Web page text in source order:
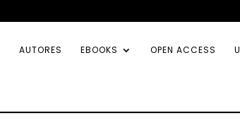
AUTORES EBOOKS OPEN ACCESS